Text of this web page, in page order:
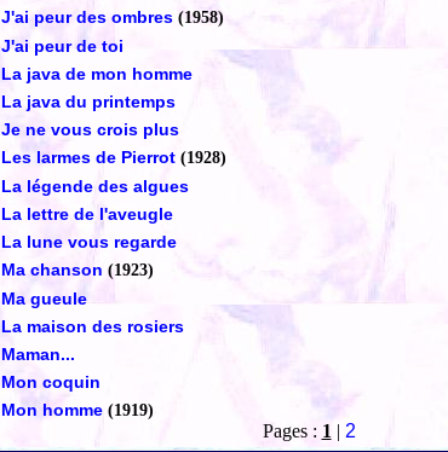
J'ai peur des ombres (1958)
J'ai peur de toi
La java de mon homme
La java du printemps
Je ne vous crois plus
Les larmes de Pierrot (1928)
La légende des algues
La lettre de l'aveugle
La lune vous regarde
Ma chanson (1923)
Ma gueule
La maison des rosiers
Maman...
Mon coquin
Mon homme (1919)
Pages : 1 | 2